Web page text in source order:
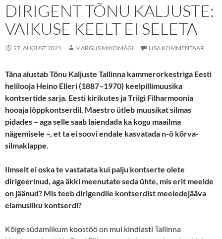
DIRIGENT TÕNU KALJUSTE:
VAIKUSE KEELT EI SELETA
27. AUGUST 2021 MARGUS MIKOMÄGI LISA KOMMENTAAR
Täna alustab Tõnu Kaljuste Tallinna kammerorkestriga Eesti
helilooja Heino Elleri (1887–1970) keelpillimuusika
kontsertide sarja. Eesti kirikutes ja Triigi Filharmoonia
hooaja lõppkontserdil. Maestro ütleb muusikat silmas
pidades – aga selle saab laiendada ka kogu maailma
nägemisele –, et ta ei soovi endale kasvatada n-ö kõrva-
silmaklappe.
Ilmselt ei oska te vastatata kui palju kontserte olete
dirigeerinud, aga äkki meenutate seda ühte, mis erit meelde
on jäänud? Mis teeb dirigendile kontserdist meeledejääva
elamusliku kontserdi?
Kõige südamlikum koostöö on mul kindlasti Tallinna